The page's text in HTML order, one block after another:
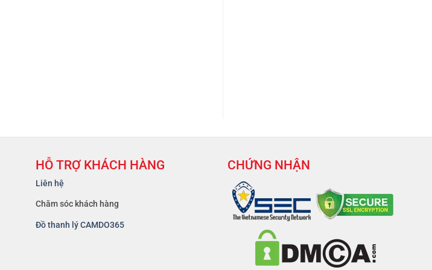
HỖ TRỢ KHÁCH HÀNG
Liên hệ
Chăm sóc khách hàng
Đồ thanh lý CAMDO365
CHỨNG NHẬN